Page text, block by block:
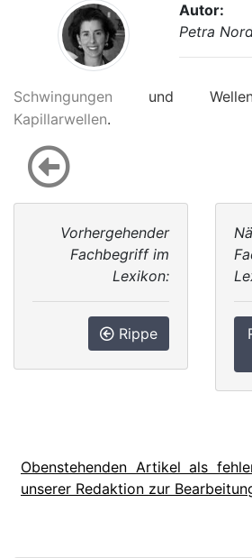
Autor:
Petra
Schwingungen und
Kapillarwellen.
Vorhergehender
Fachbegriff im
Lexikon:
Rippe
Obenstehenden Artikel als
unserer Redaktion zur